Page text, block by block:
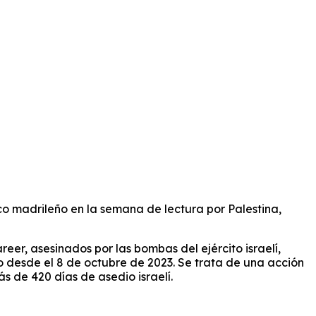
madrileño en la semana de lectura por Palestina,
asesinados por las bombas del ejército israelí,
el 8 de octubre de 2023. Se trata de una acción
de 420 días de asedio israelí.